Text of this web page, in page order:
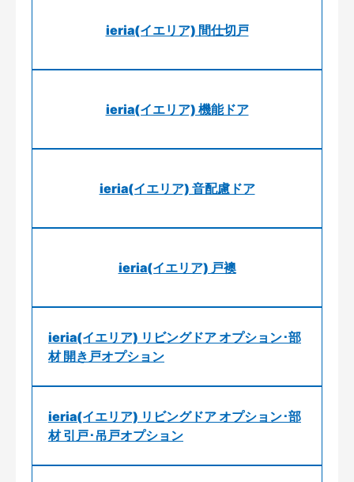
ieria(イエリア) 間仕切戸
ieria(イエリア) 機能ドア
ieria(イエリア) 音配慮ドア
ieria(イエリア) 戸襖
ieria(イエリア) リビングドア オプション･部
材 開き戸オプション
ieria(イエリア) リビングドア オプション･部
材 引戸･吊戸オプション